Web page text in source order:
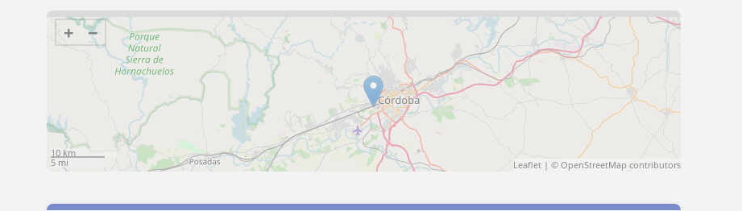
+ −
10 km
5 mi
Leaflet| © OpenStreetMap contributors